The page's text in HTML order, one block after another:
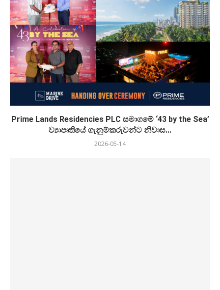
Prime Lands Residencies PLC සමාගමේ ‘43 by the Sea’
ව්‍යාපෘතියේ ගැනුම්කරුවන්ට නිවාස...
2026-05-14